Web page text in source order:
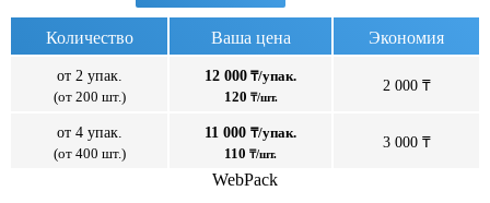
Количество Ваша цена Экономия
от 2 упак.
(от 200 шт.)
12 000 ₸/упак.
120 ₸/шт.
2 000 ₸
от 4 упак.
(от 400 шт.)
11 000 ₸/упак.
110 ₸/шт.
3 000 ₸
WebPack